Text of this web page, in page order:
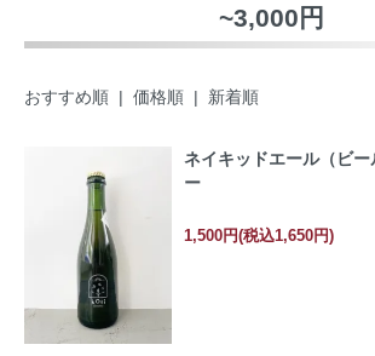
~3,000円
おすすめ順 | 価格順 | 新着順
ネイキッドエール（ビー
ー
1,500円(税込1,650円)